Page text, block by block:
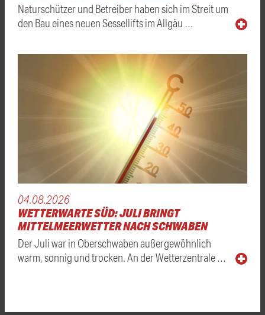
Naturschützer und Betreiber haben sich im Streit um
den Bau eines neuen Sessellifts im Allgäu …
04.08.2026
WETTERWARTE SÜD: JULI BRINGT
MITTELMEERWETTER NACH SCHWABEN
Der Juli war in Oberschwaben außergewöhnlich
warm, sonnig und trocken. An der Wetterzentrale …